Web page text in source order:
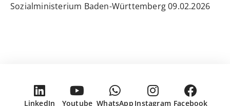
09.02.2026 Sozialministerium Baden-Württemberg
Facebook
Instagram
WhatsApp
Youtube
LinkedIn